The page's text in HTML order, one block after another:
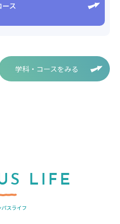
ース
学科・コースをみる
LIFE
パスライフ